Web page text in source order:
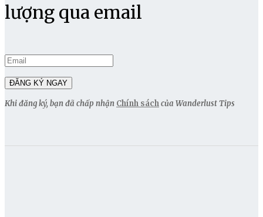
lượng qua email
Khi đăng ký, bạn đã chấp nhận Chính sáchcủa Wanderlust Tips